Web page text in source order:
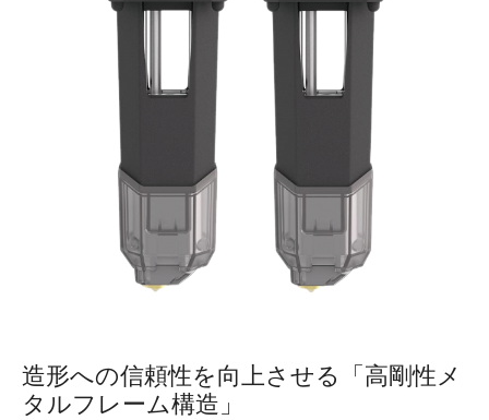
造形への信頼性を向上させる「高剛性メ
タルフレーム構造」